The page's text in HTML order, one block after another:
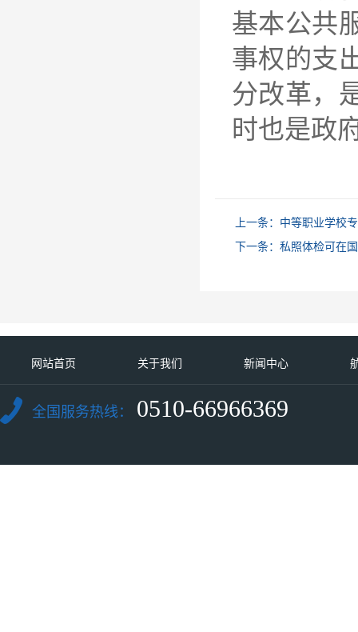
基本公共
事权的支
分改革，
时也是政
上一条： 中等职业学校
下一条： 私照体检可在
网站首页 关于我们 新闻中心
全国服务热线： 0510-66966369